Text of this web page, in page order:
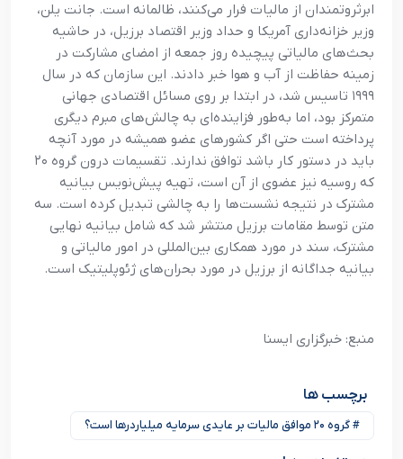
ابرثروتمندان از مالیات فرار می‌کنند، ظالمانه است. جانت یلن،
وزیر خزانه‌داری آمریکا و حداد وزیر اقتصاد برزیل، در حاشیه
بحث‌های مالیاتی پیچیده روز جمعه از امضای مشارکت در
زمینه حفاظت از آب و هوا خبر دادند. این سازمان که در سال
۱۹۹۹ تاسیس شد، در ابتدا بر روی مسائل اقتصادی جهانی
متمرکز بود، اما به‌طور فزاینده‌ای به چالش‌های مبرم دیگری
پرداخته است حتی اگر کشورهای عضو همیشه در مورد آنچه
باید در دستور کار باشد توافق ندارند. تقسیمات درون گروه ۲۰
که روسیه نیز عضوی از آن است، تهیه پیش‌نویس بیانیه
مشترک در نتیجه نشست‌ها را به چالشی تبدیل کرده است. سه
متن توسط مقامات برزیل منتشر شد که شامل بیانیه نهایی
مشترک، سند در مورد همکاری بین‌المللی در امور مالیاتی و
بیانیه جداگانه از برزیل در مورد بحران‌های ژئوپلیتیک است.
منبع: خبرگزاری ایسنا
برچسب ها
# گروه ۲۰ موافق مالیات بر عایدی سرمایه میلیاردرها است؟